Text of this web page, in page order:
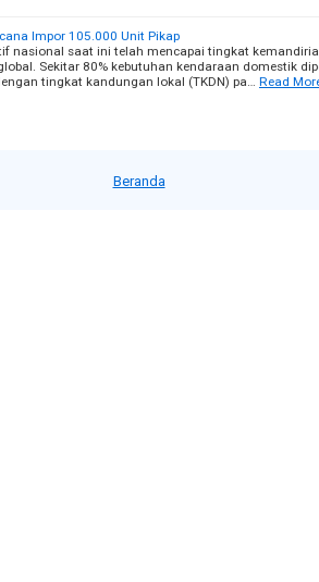
Impor 105.000 Unit Pikap
nasional saat ini telah mencapai tingkat
Sekitar 80% kebutuhan kendaraan domestik
tingkat kandungan lokal (TKDN) pa…
Read
Beranda